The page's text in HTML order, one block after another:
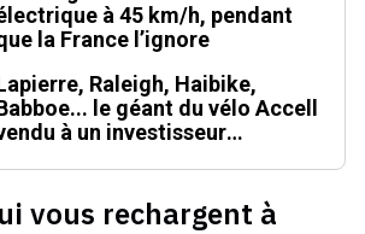
à 45 km/h, pendant
la France l’ignore
Raleigh, Haibike,
le géant du vélo Accell
à un investisseur
vous rechargent à